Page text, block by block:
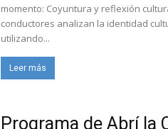
momento: Coyuntura y reflexión
conductores analizan la identidad
utilizando...
Leer más
Programa de Abrí la